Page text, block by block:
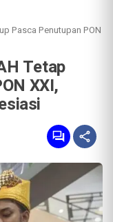
Pasca Penutupan PON
Tetap
XXI,